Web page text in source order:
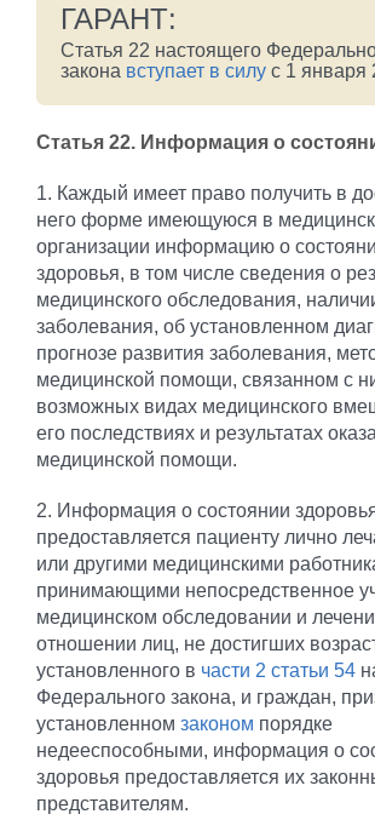
ГАРАНТ:
Статья 22 настоящего
закона вступает в силу с 1 января
Статья 22. Информация о
1. Каждый имеет право получить в
него форме имеющуюся в
организации информацию о
здоровья, в том числе сведения о
медицинского обследования,
заболевания, об установленном
прогнозе развития заболевания,
медицинской помощи, связанном с
возможных видах медицинского
его последствиях и результатах
медицинской помощи.
2. Информация о состоянии
предоставляется пациенту лично
или другими медицинскими
принимающими непосредственное
медицинском обследовании и
отношении лиц, не достигших
установленного в части 2 статьи 54
Федерального закона, и граждан,
установленном законом порядке
недееспособными, информация о
здоровья предоставляется их
представителям.